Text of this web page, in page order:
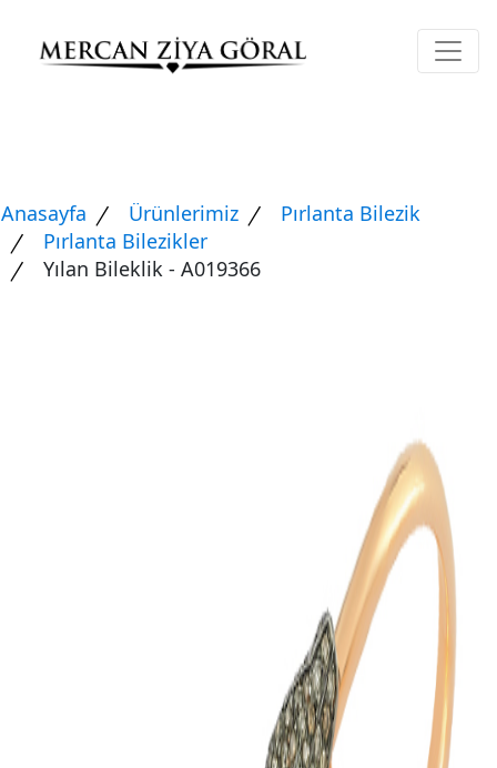
Anasayfa Ürünlerimiz
Pırlanta Bilezik
Pırlanta Bilezikler
Yılan Bileklik - A019366